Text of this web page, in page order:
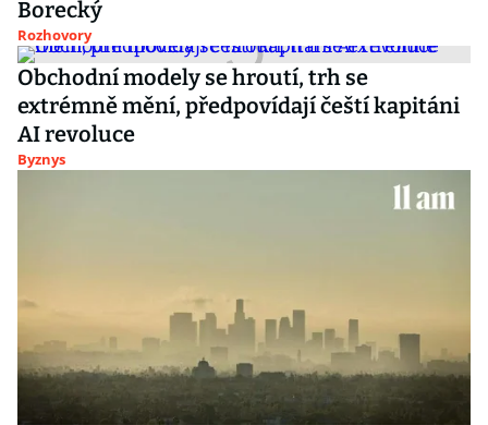
Borecký
Rozhovory
Obchodní modely se hroutí, trh se
extrémně mění, předpovídají čeští kapitáni
AI revoluce
Byznys